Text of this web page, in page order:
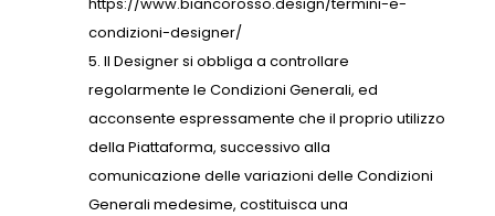
condizioni-designer/
Il Designer si obbliga a controllare
regolarmente le Condizioni Generali, ed
acconsente espressamente che il proprio utilizzo
della Piattaforma, successivo alla
comunicazione delle variazioni delle Condizioni
Generali medesime, costituisca una